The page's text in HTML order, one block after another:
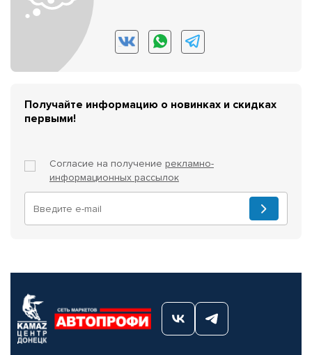
Получайте информацию о новинках и скидках
первыми!
Согласие на получение рекламно-
информационных рассылок